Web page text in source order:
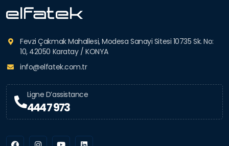
Fevzi Çakmak Mahallesi, Modesa Sanayi Sitesi 10735 Sk. No:
10, 42050 Karatay / KONYA
info@elfatek.com.tr
Ligne D’assistance
444 7 973